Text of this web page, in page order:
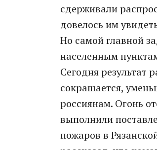
сдерживали
довелось им
Но самой главной
населенным
Сегодня
сокращается,
россиянам. Огонь
выполнили
пожаров в